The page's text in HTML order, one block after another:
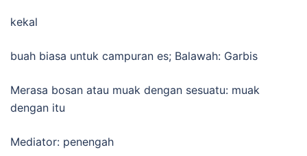
kekal
buah biasa untuk campuran es; Balawah: Garbis
Merasa bosan atau muak dengan sesuatu: muak
dengan itu
Mediator: penengah